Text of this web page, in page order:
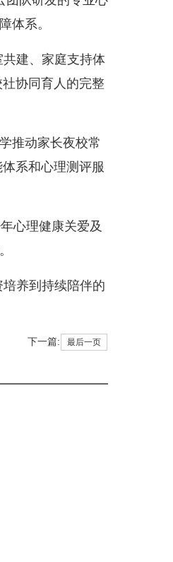
体系。
建、家庭支持体
协同育人的完整
推动家长夜校常
系和心理测评服
心理健康关爱及
养到持续陪伴的
下一篇: 最后一页